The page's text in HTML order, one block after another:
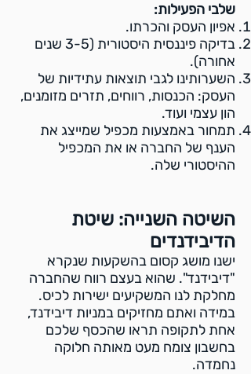
שלבי הפעילות:
אפיון העסק והכרתו.
בדיקה פיננסית היסטורית (3-5 שנים
אחורה).
השערותינו לגבי תוצאות עתידיות של
העסק: הכנסות, רווחים, תזרים מזומנים,
הון עצמי ועוד.
תמחור באמצעות מכפיל שמייצג את
הענף של החברה או את המכפיל
ההיסטורי שלה.
השיטה השנייה: שיטת
הדיבידנדים
ישנו מושג קסום בהשקעות שנקרא
"דיבידנד". שהוא בעצם רווח שהחברה
מחלקת לנו המשקיעים ישירות לכיס.
במידה ואתם מחזיקים במניות דיבידנד,
אחת לתקופה תראו שהכסף שלכם
בחשבון צומח מעט מאותה חלוקה
נחמדה.